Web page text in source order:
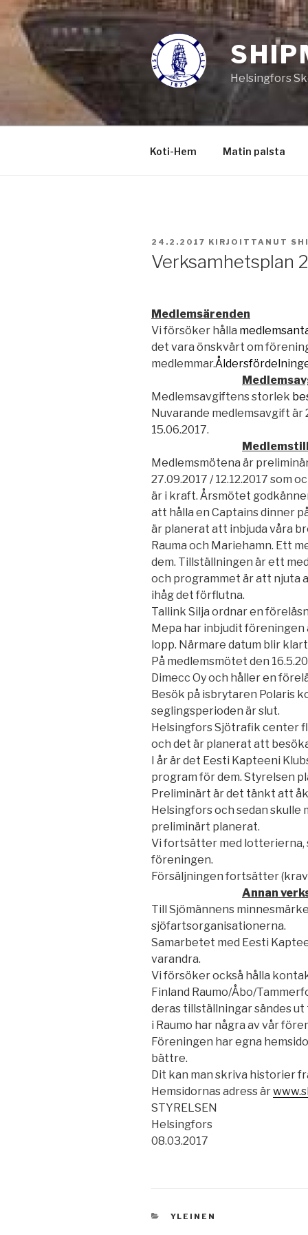
Siirry
sisältöön
Helsingfors
Koti-Hem Matin palsta
JULKAISTU
24.2.2017 KIRJOITTANUT
Verksamhetsplan
Medlemsärenden
Vi försöker hålla
det vara önskvärt om
medlemmar.
Medlemsavgiftens storlek
Nuvarande medlemsavgift
15.06.2017.
Medlemsmötena är
27.09.2017 / 12.12.2017 som
är i kraft. Årsmötet
att hålla en Captains dinner
är planerat att inbjuda våra
Rauma och Mariehamn. Ett
dem. Tillställningen är ett
och programmet är att njuta
ihåg det förflutna.
Tallink Silja ordnar en
Mepa har inbjudit
lopp. Närmare datum blir klart
På medlemsmötet den
Dimecc Oy och håller en
Besök på isbrytaren Polaris
seglingsperioden är slut.
Helsingfors Sjötrafik center
och det är planerat att
I år är det Eesti Kapteeni
program för dem. Styrelsen
Preliminärt är det tänkt att
Helsingfors och sedan skulle
preliminärt planerat.
Vi fortsätter med lotterierna,
föreningen.
Försäljningen fortsätter
Annan
Till Sjömännens
sjöfartsorganisationerna.
Samarbetet med Eesti
varandra.
Vi försöker också hålla
Finland Raumo/Åbo/
deras tillställningar sändes
i Raumo har några av vår
Föreningen har egna
bättre.
Dit kan man skriva historier
Hemsidornas adress är
STYRELSEN
Helsingfors
08.03.2017
KATEGORIAT
YLEINEN